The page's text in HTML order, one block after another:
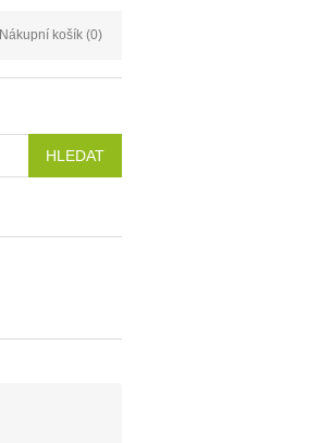
Nákupní košík (0)